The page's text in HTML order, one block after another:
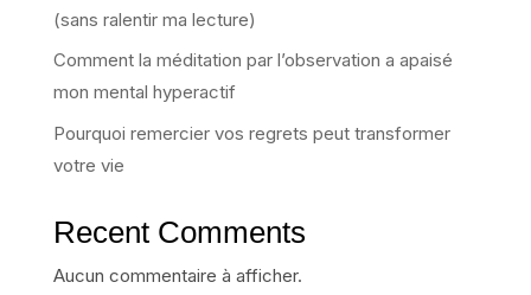
(sans ralentir ma lecture)
Comment la méditation par l’observation a apaisé
mon mental hyperactif
Pourquoi remercier vos regrets peut transformer
votre vie
Recent Comments
Aucun commentaire à afficher.